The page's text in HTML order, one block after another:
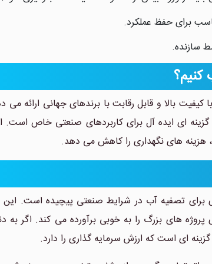
برای حفظ عملکرد.
سازنده.
ای ایده آل برای کاربردهای صنعتی خاص است.
هزینه های نگهداری را کاهش می دهد.
برای تصفیه آب در شرایط صنعتی پیچیده است. این
پروژه های بزرگ را به خوبی برآورده می کند. اگر به
نیلان واتر
معمولا در لحظه